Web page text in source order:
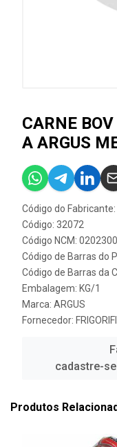
CARNE
A ARGUS
Código do
Código: 32072
Código NCM:
Código de Barras do
Código de Barras da
Embalagem: KG/1
Marca: ARGUS
Fornecedor:
cadastre-
Produtos